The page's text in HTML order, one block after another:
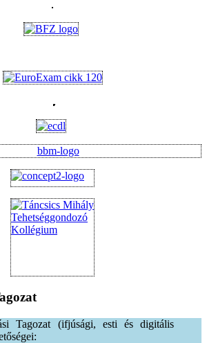
Tagozat (ifjúsági, esti és digitális